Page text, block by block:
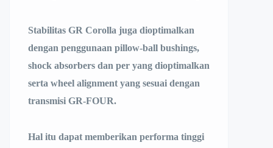
Stabilitas GR Corolla juga dioptimalkan
dengan penggunaan pillow-ball bushings,
shock absorbers dan per yang dioptimalkan
serta wheel alignment yang sesuai dengan
transmisi GR-FOUR.
Hal itu dapat memberikan performa tinggi